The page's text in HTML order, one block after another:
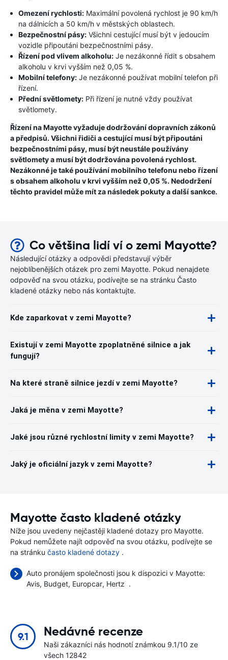
Omezení rychlosti: Maximální povolená rychlost je 90 km/h
na dálnicích a 50 km/h v městských oblastech.
Bezpečnostní pásy: Všichni cestující musí být v jedoucím
vozidle připoutáni bezpečnostními pásy.
Řízení pod vlivem alkoholu: Je nezákonné řídit s obsahem
alkoholu v krvi vyšším než 0,05 %.
Mobilní telefony: Je nezákonné používat mobilní telefon při
řízení.
Přední světlomety: Při řízení je nutné vždy používat
světlomety.
Řízení na Mayotte vyžaduje dodržování dopravních zákonů
a předpisů. Všichni řidiči a cestující musí být připoutáni
bezpečnostními pásy, musí být neustále používány
světlomety a musí být dodržována povolená rychlost.
Nezákonné je také používání mobilního telefonu nebo řízení
s obsahem alkoholu v krvi vyšším než 0,05 %. Nedodržení
těchto pravidel může mít za následek pokuty a další sankce.
Co většina lidí ví o zemi Mayotte?
Následující otázky a odpovědi představují výběr
nejoblíbenějších otázek pro zemi Mayotte. Pokud nenajdete
odpověď na svou otázku, podívejte se na stránku Často
kladené otázky nebo nás kontaktujte.
Kde zaparkovat v zemi Mayotte?
Existují v zemi Mayotte zpoplatněné silnice a jak
fungují?
Na které straně silnice jezdí v zemi Mayotte?
Jaká je měna v zemi Mayotte?
Jaké jsou různé rychlostní limity v zemi Mayotte?
Jaký je oficiální jazyk v zemi Mayotte?
Mayotte často kladené otázky
Níže jsou uvedeny nejčastěji kladené dotazy pro Mayotte.
Pokud nemůžete najít odpověď na svou otázku, podívejte se
na stránku často kladené dotazy .
Auto pronájem společnosti jsou k dispozici v Mayotte:
Avis Budget Europcar Hertz .
9.1 Nedávné recenze
Naši zákazníci nás hodnotí známkou 9.1/10 ze
všech 12842